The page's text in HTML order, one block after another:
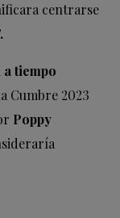
centrarse
tiempo
Cumbre 2023
Poppy